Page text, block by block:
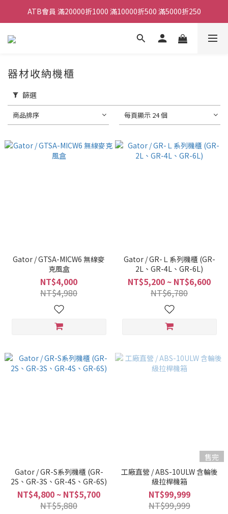
ATB會員 滿20000折1000 滿10000折500 滿5000折250
ATB會員 滿20000折1000 滿10000折500 滿5000折250
全館滿490元免運
ATB會員 滿20000折1000 滿10000折500 滿5000折250
器材收納機櫃
篩選
商品排序 每頁顯示 24 個
Gator / GTSA-MICW6 無線麥
克風盒
NT$4,000
NT$4,980
Gator / GR-Ｌ系列機櫃 (GR-
2L、GR-4L、GR-6L)
NT$5,200 ~ NT$6,600
NT$6,780
Gator / GR-S系列機櫃 (GR-
2S、GR-3S、GR-4S、GR-6S)
NT$4,800 ~ NT$5,700
NT$5,880
售完
工廠直營 / ABS-10ULW 含輪後
級拉桿機箱
NT$99,999
NT$99,999